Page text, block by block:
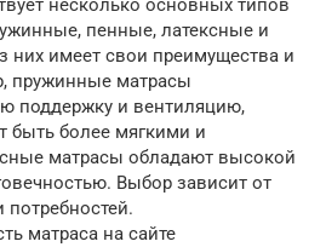
несколько основных типов
пенные, латексные и
них имеет свои преимущества и
пружинные матрасы
поддержку и вентиляцию,
быть более мягкими и
матрасы обладают высокой
Выбор зависит от
матраса на сайте